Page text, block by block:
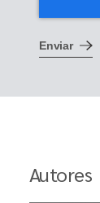
Autores